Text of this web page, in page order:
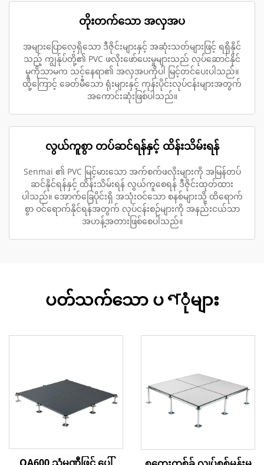
တိုးတက်သော အလှအပ
အများပြောလေ့ရှိသော ဒီဇိုင်းများနှင့် အဆုံးသတ်များဖြင့် ရရှိနိုင်
သည့် ကျွန်ုပ်တို့၏ PVC ဖလိုးဖော်ပေးမှုများသည် လုပ်ဆောင်နိုင်
မှုကိုသာမက သင့်နေရာ၏ အလှအပကိုပါ မြင့်တင်ပေးပါသည်။
ထို့ကြောင့် ခေတ်မီသော ရုံးများနှင့် ကုန်းပိုင်းလုပ်ငန်းများအတွက်
အကောင်းဆုံးဖြစ်ပါသည်။
လွယ်ကူစွာ တပ်ဆင်ရန်နှင့် ထိန်းသိမ်းရန်
Senmai ၏ PVC မြင့်မားသော အက်စက်ဖလိုးများကို အမြန်တပ်
ဆင်နိုင်ရန်နှင့် ထိန်းသိမ်းရန် လွယ်ကူစေရန် ဒီဇိုင်းထုတ်ထား
ပါသည်။ အောက်ခြေပိုင်းရှိ အသုံးဝင်သော စနစ်များသို့ ထိရောက်
စွာ ဝင်ရောက်နိုင်ရန်အတွက် လုပ်ငန်းစဉ်များကို အနည်းငယ်သာ
အဟန့်အတားဖြစ်စေပါသည်။
ပတ်သက်သော ပণုံများ